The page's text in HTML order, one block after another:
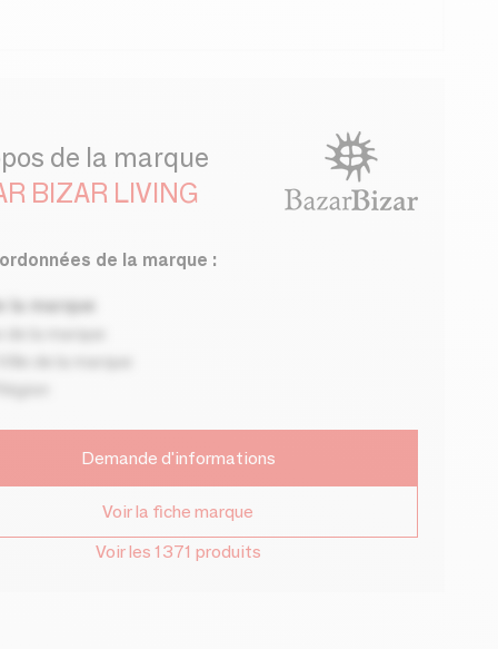
de la marque
BIZAR LIVING
de la marque :
la marque
de la marque
Demande d'informations
Voir la fiche marque
Voir les 1371 produits